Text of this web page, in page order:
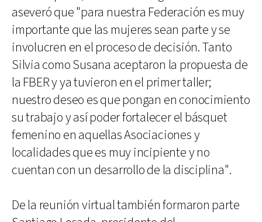
aseveró que "para nuestra Federación es muy
importante que las mujeres sean parte y se
involucren en el proceso de decisión. Tanto
Silvia como Susana aceptaron la propuesta de
la FBER y ya tuvieron en el primer taller;
nuestro deseo es que pongan en conocimiento
su trabajo y así poder fortalecer el básquet
femenino en aquellas Asociaciones y
localidades que es muy incipiente y no
cuentan con un desarrollo de la disciplina".
De la reunión virtual también formaron parte